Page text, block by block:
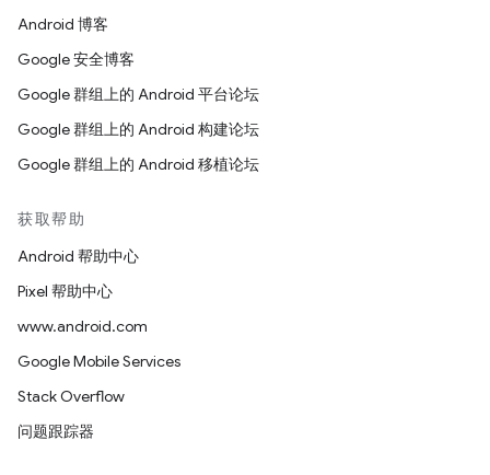
Android 博客
Google 安全博客
Google 群组上的 Android 平台论坛
Google 群组上的 Android 构建论坛
Google 群组上的 Android 移植论坛
获取帮助
Android 帮助中心
Pixel 帮助中心
www.android.com
Google Mobile Services
Stack Overflow
问题跟踪器